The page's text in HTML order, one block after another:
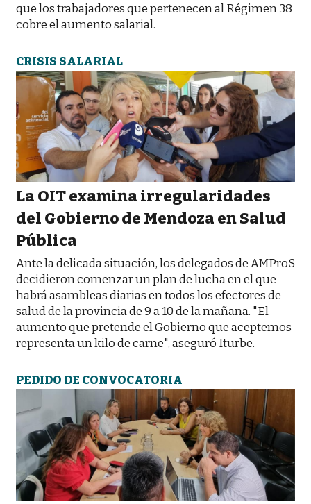
que los trabajadores que pertenecen al Régimen 38
cobre el aumento salarial.
CRISIS SALARIAL
La OIT examina irregularidades
del Gobierno de Mendoza en Salud
Pública
Ante la delicada situación, los delegados de AMProS
decidieron comenzar un plan de lucha en el que
habrá asambleas diarias en todos los efectores de
salud de la provincia de 9 a 10 de la mañana. "El
aumento que pretende el Gobierno que aceptemos
representa un kilo de carne", aseguró Iturbe.
PEDIDO DE CONVOCATORIA